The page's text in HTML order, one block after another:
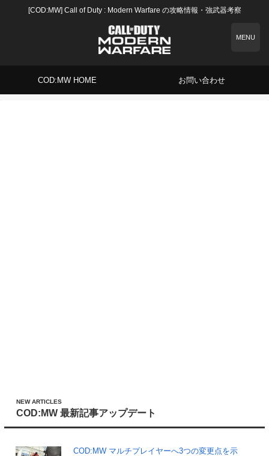
[COD:MW] Call of Duty : Modern Warfare の攻略情報・強武器考察
COD:MW HOME お問い合わせ
NEW ARTICLES
COD:MW 最新記事アップデート
COD:MW マルチプレイヤーへ3つの変更点を示
MENU